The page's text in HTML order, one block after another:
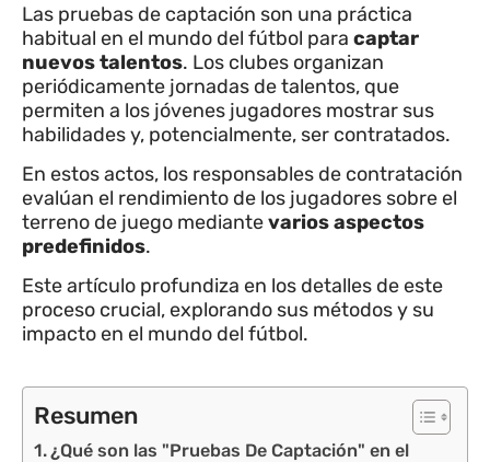
Las pruebas de captación son una práctica
habitual en el mundo del fútbol para captar
nuevos talentos. Los clubes organizan
periódicamente jornadas de talentos, que
permiten a los jóvenes jugadores mostrar sus
habilidades y, potencialmente, ser contratados.
En estos actos, los responsables de contratación
evalúan el rendimiento de los jugadores sobre el
terreno de juego mediantevarios aspectos
predefinidos.
Este artículo profundiza en los detalles de este
proceso crucial, explorando sus métodos y su
impacto en el mundo del fútbol.
Resumen
¿Qué son las "Pruebas De Captación" en el